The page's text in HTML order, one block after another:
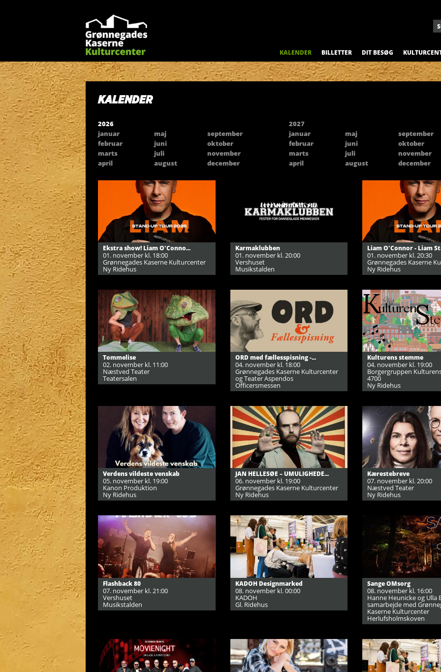
KALENDER BILLETTER DIT BESØG
KALENDER
2026
januar
maj
september
februar
juni
oktober
marts
juli
november
april
august december
2027
januar
maj
september
februar
juni
oktober
marts
juli
november
april
august december
Ekstra show! Liam O'Conno...
01. november kl. 18:00
Grønnegades Kaserne Kulturcenter
Ny Ridehus
Karmaklubben
01. november kl. 20:00
Vershuset
Musikstalden
Liam O'Connor - Liam
01. november kl. 20:30
Grønnegades Kaserne
Ny Ridehus
Tommelise
02. november kl. 11:00
Næstved Teater
Teatersalen
ORD med fællesspisning -...
04. november kl. 18:00
Grønnegades Kaserne Kulturcenter
og Teater Aspendos
Officersmessen
Kulturens stemme
04. november kl. 19:00
Borgergruppen
4700
Ny Ridehus
Verdens vildeste venskab
05. november kl. 19:00
Kanon Produktion
Ny Ridehus
JAN HELLESØE – UMULIGHEDE...
06. november kl. 19:00
Grønnegades Kaserne Kulturcenter
Ny Ridehus
Kærestebreve
07. november kl. 20:00
Næstved Teater
Ny Ridehus
Flashback 80
07. november kl. 21:00
Vershuset
Musikstalden
KADOH Designmarked
08. november kl. 00:00
KADOH
Gl. Ridehus
Sange OMsorg
08. november kl. 16:00
Hanne Heunicke og Ulla
samarbejde med
Kaserne Kulturcenter
Herlufsholmskoven